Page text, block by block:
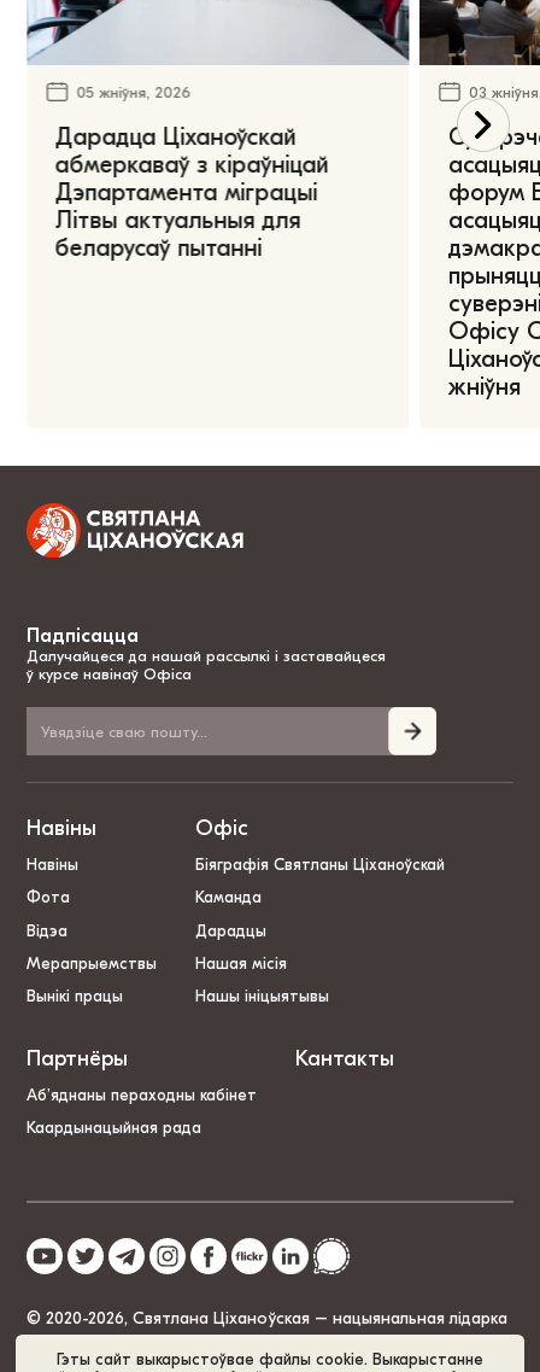
Гэты сайт выкарыстоўвае файлы cookie. Выкарыстанне
05 жніўня, 2026
Дарадца Ціханоўскай
абмеркаваў з кіраўніцай
Дэпартамента міграцыі
Літвы актуальныя для
беларусаў пытанні
03
форум
Офісу
жніўня
Падпісацца
Далучайцеся да нашай рассылкі і заставайцеся
ў курсе навінаў Офіса
Навіны
Навіны
Фота
Відэа
Мерапрыемствы
Вынікі працы
Офіс
Біяграфія Святланы Ціханоўскай
Каманда
Дарадцы
Нашая місія
Нашы ініцыятывы
Партнёры
Аб’яднаны пераходны кабінет
Каардынацыйная рада
Кантакты
© 2020-2026, Святлана Ціханоўская – нацыянальная лідарка